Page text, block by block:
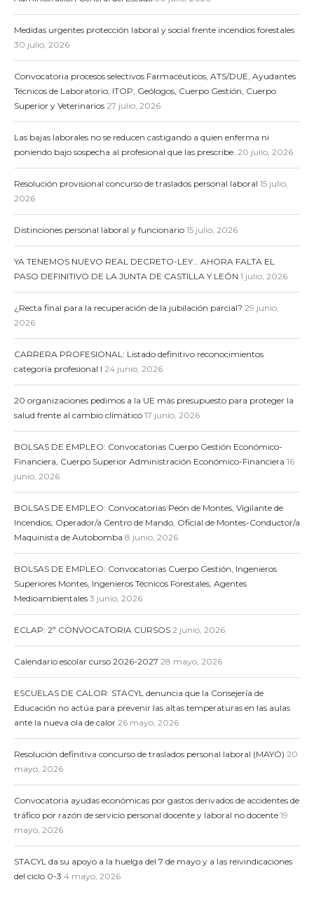
Medidas urgentes protección laboral y social frente incendios forestales
30 julio, 2026
Convocatoria procesos selectivos Farmacéuticos, ATS/DUE, Ayudantes
Técnicos de Laboratorio, ITOP, Geólogos, Cuerpo Gestión, Cuerpo
Superior y Veterinarios 27 julio, 2026
Las bajas laborales no se reducen castigando a quien enferma ni
poniendo bajo sospecha al profesional que las prescribe. 20 julio, 2026
Resolución provisional concurso de traslados personal laboral 15 julio,
2026
Distinciones personal laboral y funcionario 15 julio, 2026
YA TENEMOS NUEVO REAL DECRETO-LEY… AHORA FALTA EL
PASO DEFINITIVO DE LA JUNTA DE CASTILLA Y LEÓN 1 julio, 2026
¿Recta final para la recuperación de la jubilación parcial? 29 junio,
2026
CARRERA PROFESIONAL: Listado definitivo reconocimientos
categoría profesional I 24 junio, 2026
20 organizaciones pedimos a la UE más presupuesto para proteger la
salud frente al cambio climático 17 junio, 2026
BOLSAS DE EMPLEO: Convocatorias Cuerpo Gestión Económico-
Financiera, Cuerpo Superior Administración Económico-Financiera 16
junio, 2026
BOLSAS DE EMPLEO: Convocatorias Peón de Montes, Vigilante de
Incendios, Operador/a Centro de Mando, Oficial de Montes-Conductor/a
Maquinista de Autobomba 8 junio, 2026
BOLSAS DE EMPLEO: Convocatorias Cuerpo Gestión, Ingenieros
Superiores Montes, Ingenieros Técnicos Forestales, Agentes
Medioambientales 3 junio, 2026
ECLAP: 2ª CONVOCATORIA CURSOS 2 junio, 2026
Calendario escolar curso 2026-2027 28 mayo, 2026
ESCUELAS DE CALOR: STACYL denuncia que la Consejería de
Educación no actúa para prevenir las altas temperaturas en las aulas
ante la nueva ola de calor 26 mayo, 2026
Resolución definitiva concurso de traslados personal laboral (MAYO) 20
mayo, 2026
Convocatoria ayudas económicas por gastos derivados de accidentes de
tráfico por razón de servicio personal docente y laboral no docente 19
mayo, 2026
STACYL da su apoyo a la huelga del 7 de mayo y a las reivindicaciones
del ciclo 0-3 4 mayo, 2026